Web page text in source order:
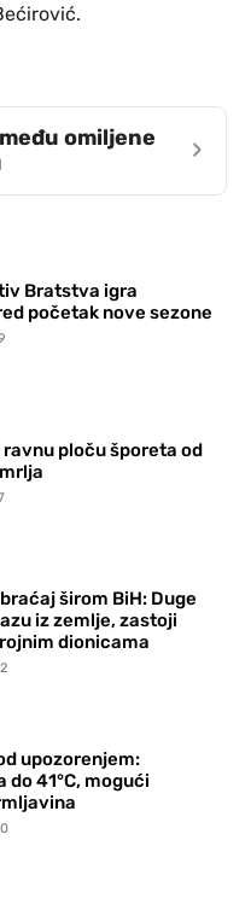
omiljene
›
Bratstva igra
početak nove sezone
ploču šporeta od
širom BiH: Duge
iz zemlje, zastoji
dionicama
upozorenjem:
do 41°C, mogući